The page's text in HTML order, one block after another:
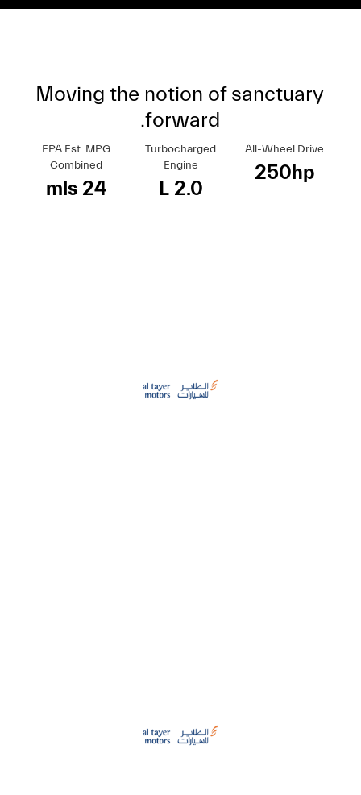
Moving the notion of sanctuary
forward.
All-Wheel Drive
250hp
Turbocharged
Engine
2.0 L
EPA Est. MPG
Combined
24 mls